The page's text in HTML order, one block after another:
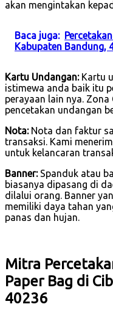
akan mengintakan
Baca juga:
Kabupaten Bandung,
Kartu Undangan:Kartu
istimewa anda baik itu
perayaan lain nya.
pencetakan undangan
Nota:Nota dan faktur
transaksi. Kami
untuk kelancaran
Banner:Spanduk atau
biasanya dipasang di
dilalui orang. Banner
memiliki daya tahan
panas dan hujan.
Mitra
Paper Bag di
40236